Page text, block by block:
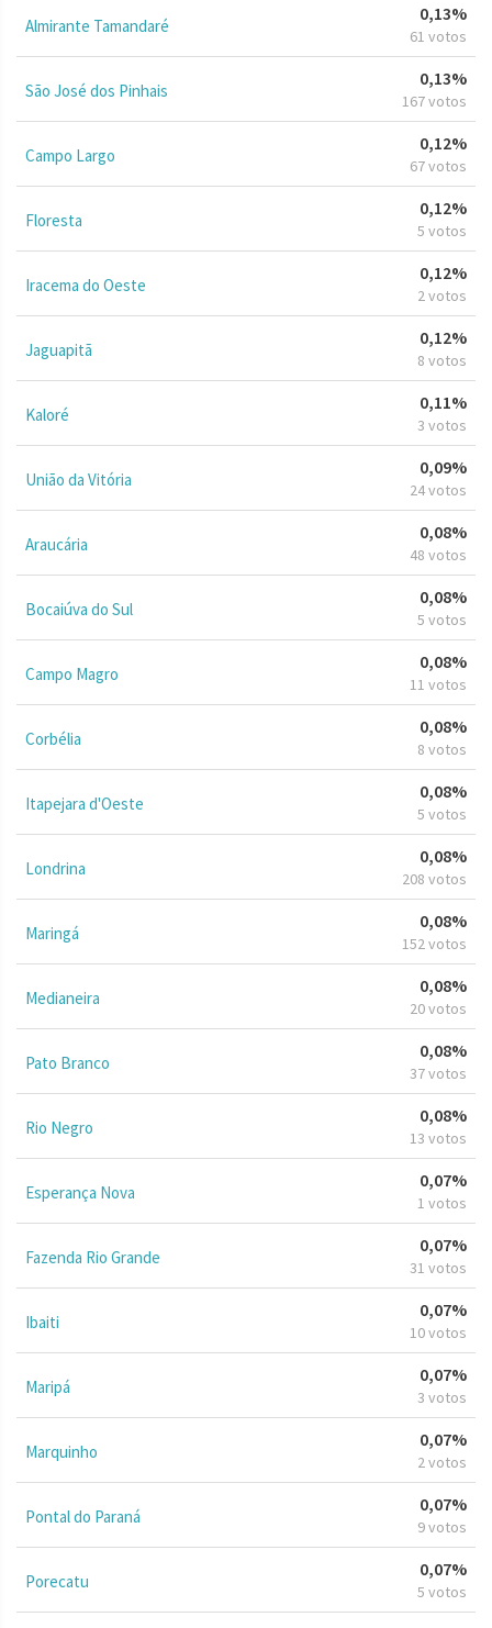
Almirante Tamandaré
0,13%
61 votos
São José dos Pinhais
0,13%
167 votos
Campo Largo
0,12%
67 votos
Floresta
0,12%
5 votos
Iracema do Oeste
0,12%
2 votos
Jaguapitã
0,12%
8 votos
Kaloré
0,11%
3 votos
União da Vitória
0,09%
24 votos
Araucária
0,08%
48 votos
Bocaiúva do Sul
0,08%
5 votos
Campo Magro
0,08%
11 votos
Corbélia
0,08%
8 votos
Itapejara d'Oeste
0,08%
5 votos
Londrina
0,08%
208 votos
Maringá
0,08%
152 votos
Medianeira
0,08%
20 votos
Pato Branco
0,08%
37 votos
Rio Negro
0,08%
13 votos
Esperança Nova
0,07%
1 votos
Fazenda Rio Grande
0,07%
31 votos
Ibaiti
0,07%
10 votos
Maripá
0,07%
3 votos
Marquinho
0,07%
2 votos
Pontal do Paraná
0,07%
9 votos
Porecatu
0,07%
5 votos